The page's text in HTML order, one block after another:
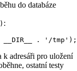
do databáze
:
k adresáři pro uložení
ostatní testy